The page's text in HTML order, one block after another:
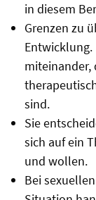
in diesem
Grenzen zu
Entwicklung.
miteinander,
sind.
Sie
sich auf ein
und wollen.
Bei